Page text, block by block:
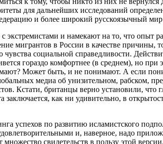
для дальнейших исследований
и более широкий русскоязычный
и намекают на то, что опыт
мигрантов в России в качестве причины,
социальной справедливости.
гораздо комфортнее (в среднем), но при
Может быть, и не понимают. А если
медиа об унизительном, рабском,
Кстати, британцы верно установили, что
как ни удивительно, в
успехов по развитию исламистского
и, наверное, надо
свидетельств в пользу этой версии.